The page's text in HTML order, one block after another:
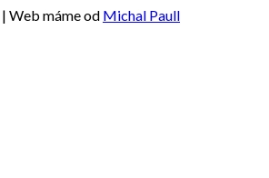
| Web máme od Michal Paull